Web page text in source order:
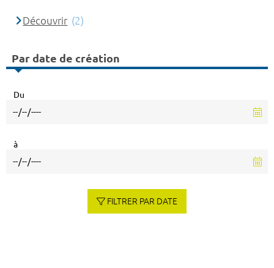
Découvrir (2)
Par date de création
Du
à
FILTRER PAR DATE